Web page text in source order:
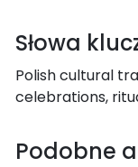
Słowa
Polish cultural
celebrations,
Podobne